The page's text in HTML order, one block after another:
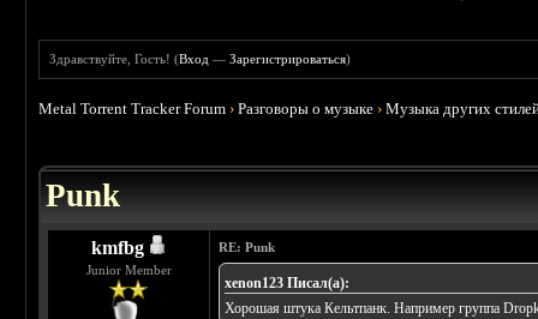
Здравствуйте, Гость! (Вход —Зарегистрироваться)
Metal Torrent Tracker Forum ›Разговоры о музыке ›Музыка других
Punk
kmfbg
Junior Member
RE: Punk
xenon123 Писал(а):
Хорошая штука Кельтпанк. Например группа